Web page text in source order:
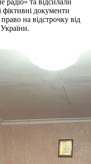
фіктивні документи
на відстрочку від
України.